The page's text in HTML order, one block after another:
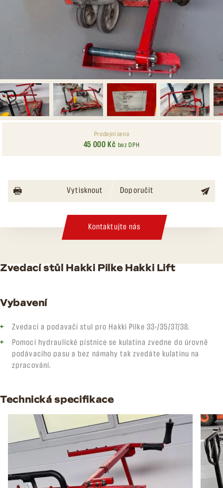
Prodejní cena
45 000 Kč bez DPH
Vytisknout Doporučit
Kontaktujte nás
Zvedací stůl Hakki Pilke Hakki Lift
Vybavení
Zvedací a podavači stul pro Hakki Pilke 33-/35/37/38.
Pomocí hydraulické pístnice se kulatina zvedne do úrovně
podávacího pasu a bez námahy tak zvedáte kulatinu na
zpracování.
Technická specifikace